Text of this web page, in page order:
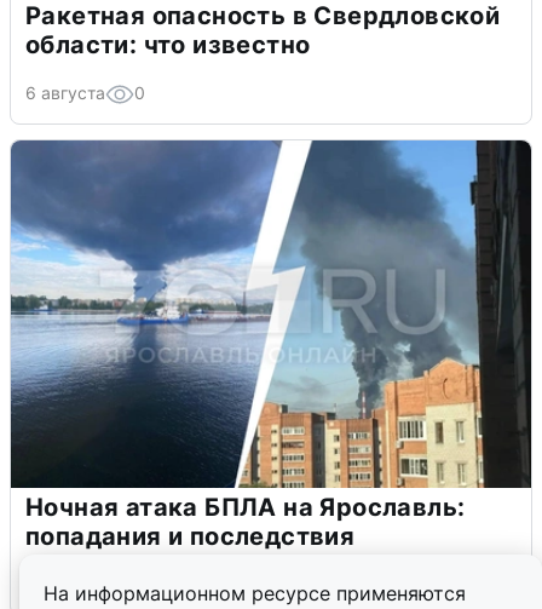
На информационном ресурсе применяются
Ракетная опасность в Свердловской
области: что известно
6 августа 0
Ночная атака БПЛА на Ярославль:
попадания и последствия
6 августа